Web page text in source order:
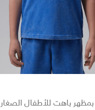
باهت للأطفال الصغار